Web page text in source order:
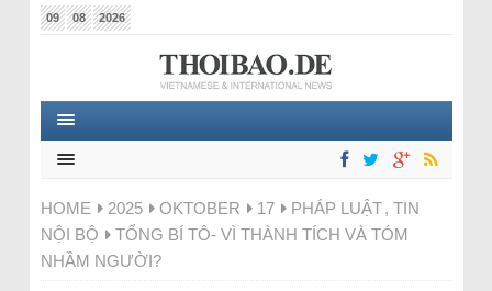
09 08 2026
HOME 2025 OKTOBER 17 PHÁP LUẬT , TIN
NỘI BỘ
TỔNG BÍ TÔ- VÌ THÀNH TÍCH VÀ TÓM
NHẦM NGƯỜI?